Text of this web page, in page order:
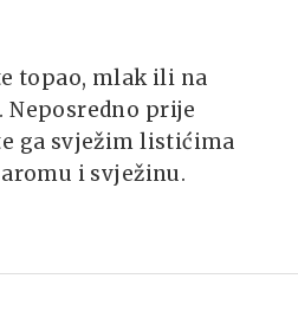
topao, mlak ili na
prije
ga svježim listićima
i svježinu.